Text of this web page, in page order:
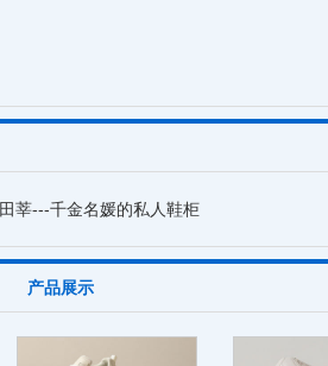
田莘---千金名媛的私人鞋柜
产品展示